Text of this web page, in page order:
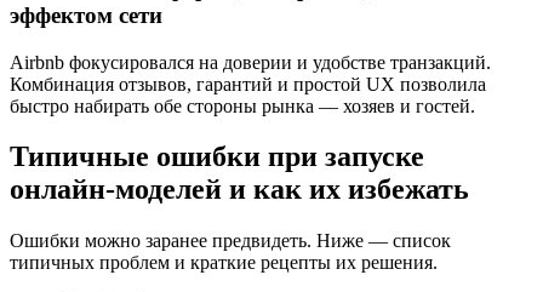
эффектом сети
Airbnb фокусировался на доверии и удобстве транзакций.
Комбинация отзывов, гарантий и простой UX позволила
быстро набирать обе стороны рынка — хозяев и гостей.
Типичные ошибки при запуске
онлайн-моделей и как их избежать
Ошибки можно заранее предвидеть. Ниже — список
типичных проблем и краткие рецепты их решения.